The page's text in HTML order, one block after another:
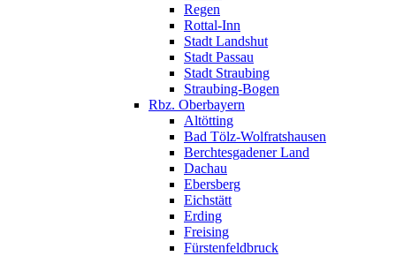
Regen
Rottal-Inn
Stadt Landshut
Stadt Passau
Stadt Straubing
Straubing-Bogen
Rbz. Oberbayern
Altötting
Bad Tölz-Wolfratshausen
Berchtesgadener Land
Dachau
Ebersberg
Eichstätt
Erding
Freising
Fürstenfeldbruck